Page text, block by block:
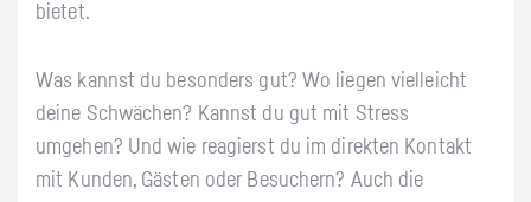
bietet.
Was kannst du besonders gut? Wo liegen vielleicht
deine Schwächen? Kannst du gut mit Stress
umgehen? Und wie reagierst du im direkten Kontakt
mit Kunden, Gästen oder Besuchern? Auch die